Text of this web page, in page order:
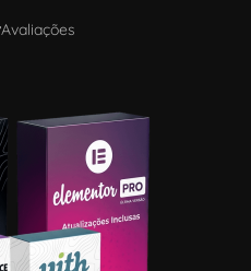
Avaliações